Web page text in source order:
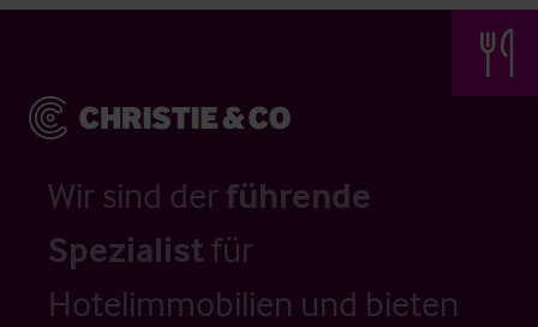
Wir sind der führende
Spezialistfür
Hotelimmobilien und bieten